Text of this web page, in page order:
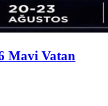
Mavi Vatan